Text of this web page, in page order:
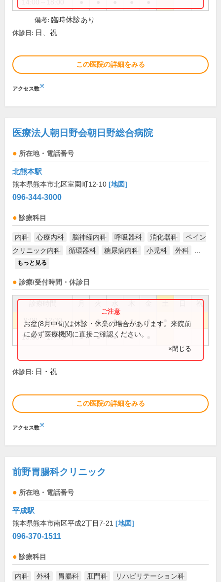
備考: 臨時休診あり
休診日: 日、祝
この医院の詳細をみる
アクセス数※
医療法人朝日野会朝日野総合病院
所在地・電話番号
北熊本駅
熊本県熊本市北区室園町12-10 [地図]
096-344-3000
診療科目
内科 心療内科 脳神経内科 呼吸器科 消化器科
ペイン
クリニック内科
循環器科 糖尿病内科 小児科 外科
もっと見る
診療/受付時間・休診日
祝
9:00～12:30 ● ● ● ● ●
13:30～17:30 ● ● ● ●
お盆(8月中旬)は休診・休業の場合があります。来院前
に必ず医療機関に直接ご確認ください。
×閉じる
休診日: 日・祝
この医院の詳細をみる
アクセス数※
前野胃腸科クリニック
所在地・電話番号
平成駅
熊本県熊本市南区平成2丁目7-21 [地図]
096-370-1511
診療科目
内科 外科 胃腸科 肛門科 リハビリテーション科